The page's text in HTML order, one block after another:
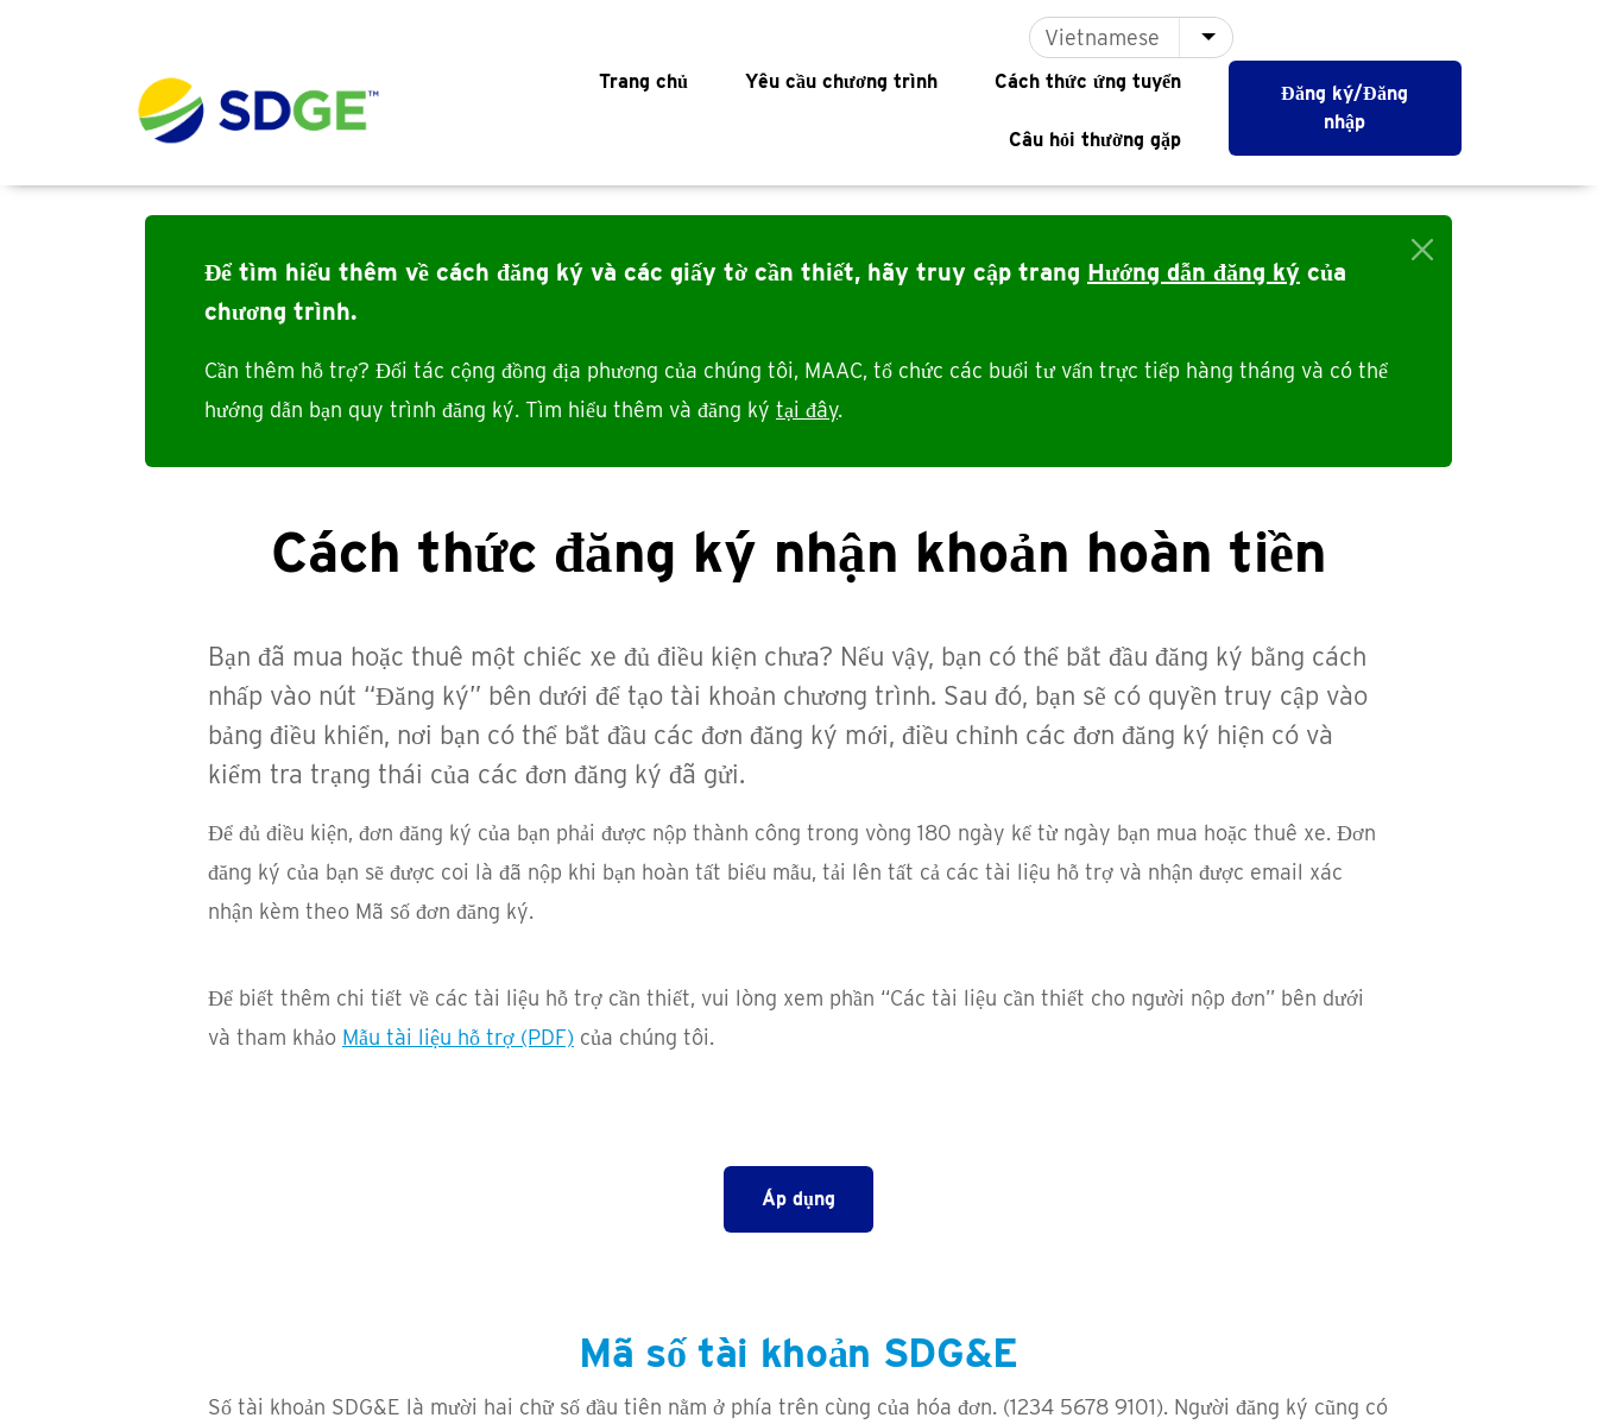
Trang chủ Yêu cầu chương trình Cách thức ứng tuyển
Câu hỏi thường gặp
Đăng ký/Đăng
nhập
Vietnamese List additional actions
Để tìm hiểu thêm về cách đăng ký và các giấy tờ cần thiết, hãy truy cập trang Hướng dẫn đăng ký của
chương trình.
Cần thêm hỗ trợ? Đối tác cộng đồng địa phương của chúng tôi, MAAC, tổ chức các buổi tư vấn trực tiếp hàng tháng và có thể
hướng dẫn bạn quy trình đăng ký. Tìm hiểu thêm và đăng ký tại đây.
Cách thức đăng ký nhận khoản hoàn tiền
Bạn đã mua hoặc thuê một chiếc xe đủ điều kiện chưa? Nếu vậy, bạn có thể bắt đầu đăng ký bằng cách
nhấp vào nút “Đăng ký” bên dưới để tạo tài khoản chương trình. Sau đó, bạn sẽ có quyền truy cập vào
bảng điều khiển, nơi bạn có thể bắt đầu các đơn đăng ký mới, điều chỉnh các đơn đăng ký hiện có và
kiểm tra trạng thái của các đơn đăng ký đã gửi.
Để đủ điều kiện, đơn đăng ký của bạn phải được nộp thành công trong vòng 180 ngày kể từ ngày bạn mua hoặc thuê xe. Đơn
đăng ký của bạn sẽ được coi là đã nộp khi bạn hoàn tất biểu mẫu, tải lên tất cả các tài liệu hỗ trợ và nhận được email xác
nhận kèm theo Mã số đơn đăng ký.
Để biết thêm chi tiết về các tài liệu hỗ trợ cần thiết, vui lòng xem phần “Các tài liệu cần thiết cho người nộp đơn” bên dưới
và tham khảo Mẫu tài liệu hỗ trợ (PDF) của chúng tôi.
Áp dụng
Mã số tài khoản SDG&E
Số tài khoản SDG&E là mười hai chữ số đầu tiên nằm ở phía trên cùng của hóa đơn. (1234 5678 9101). Người đăng ký cũng có